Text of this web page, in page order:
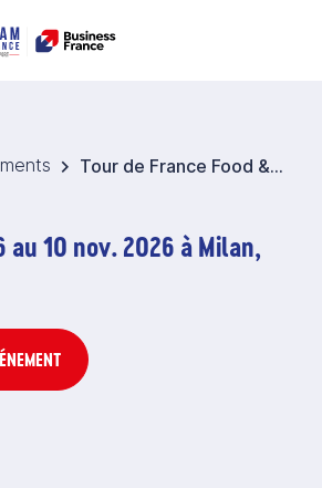
Tour de France Food & Wine 2026 - Italie
au 10 nov. 2026 à Milan,